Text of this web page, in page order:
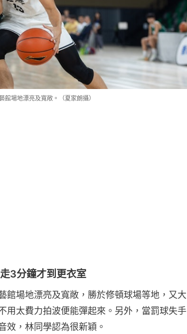
場地漂亮及寬敞。（夏家朗攝）
3分鐘才到更衣室
館場地漂亮及寬敞，勝於修頓球場等地，又大
用太費力拍波便能彈起來。另外，當罰球失手
效，林同學認為很新穎。